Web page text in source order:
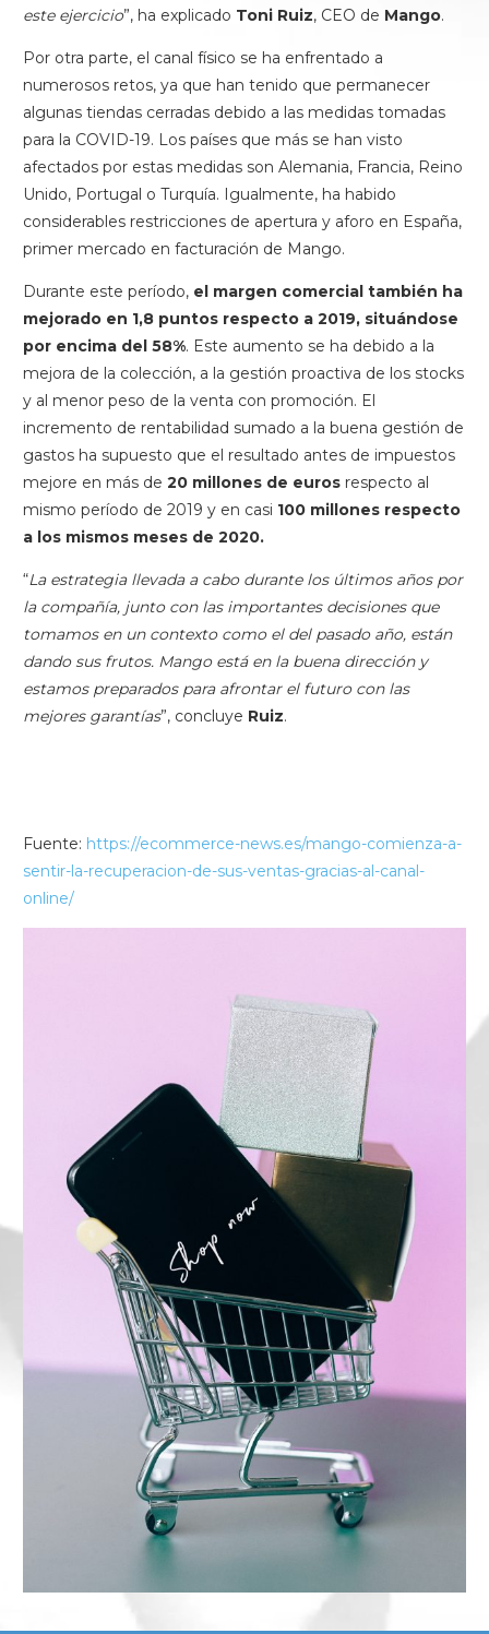
este ejercicio”, ha explicado Toni Ruiz, CEO de Mango.
Por otra parte, el canal físico se ha enfrentado a
numerosos retos, ya que han tenido que permanecer
algunas tiendas cerradas debido a las medidas tomadas
para la COVID-19. Los países que más se han visto
afectados por estas medidas son Alemania, Francia, Reino
Unido, Portugal o Turquía. Igualmente, ha habido
considerables restricciones de apertura y aforo en España,
primer mercado en facturación de Mango.
Durante este período, el margen comercial también ha
mejorado en 1,8 puntos respecto a 2019, situándose
por encima del 58%. Este aumento se ha debido a la
mejora de la colección, a la gestión proactiva de los stocks
y al menor peso de la venta con promoción. El
incremento de rentabilidad sumado a la buena gestión de
gastos ha supuesto que el resultado antes de impuestos
mejore en más de 20 millones de euros respecto al
mismo período de 2019 y en casi 100 millones respecto
a los mismos meses de 2020.
“La estrategia llevada a cabo durante los últimos años por
la compañía, junto con las importantes decisiones que
tomamos en un contexto como el del pasado año, están
dando sus frutos. Mango está en la buena dirección y
estamos preparados para afrontar el futuro con las
mejores garantías”, concluye Ruiz.
Fuente: https://ecommerce-news.es/mango-comienza-a-
sentir-la-recuperacion-de-sus-ventas-gracias-al-canal-
online/